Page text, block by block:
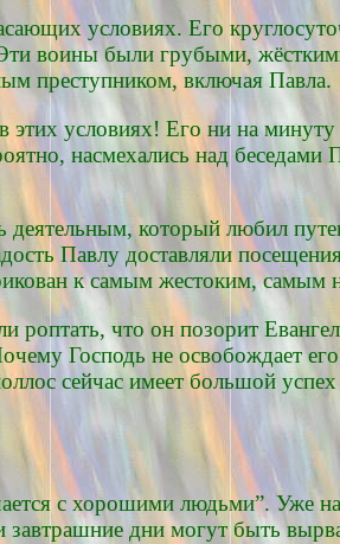
условиях. Его
воины были грубыми,
преступником, включая Павла.
в этих условиях! Его ни на
насмехались над
который любил
Павлу доставляли
к самым жестоким,
роптать, что он позорит
Господь не освобождает
сейчас имеет большой
с хорошими людьми”. Уже
завтрашние дни могут быть